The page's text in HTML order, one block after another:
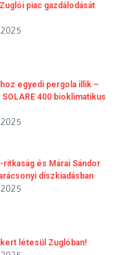
piac gazdálodását
egyedi pergola illik –
400 bioklimatikus
ritkaság és Márai Sándor
díszkiadásban
létesül Zuglóban!